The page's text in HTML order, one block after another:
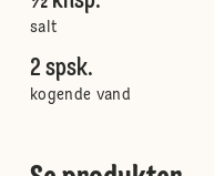
salt
2 spsk.
kogende vand